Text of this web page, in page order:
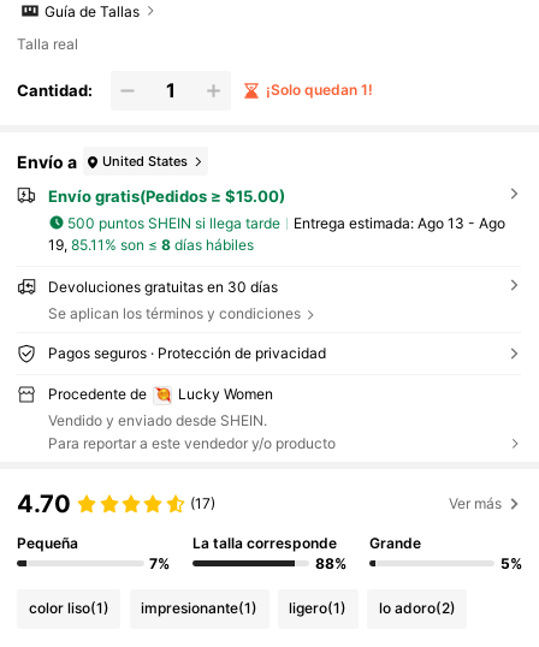
Guía de Tallas
Talla real
Cantidad: ¡Solo quedan 1!
Envío a United States
Envío gratis(Pedidos ≥ $15.00)
500 puntos SHEIN si llega tarde Entrega estimada: Ago 13 - Ago
19, 85.11% son ≤ 8días hábiles
Devoluciones gratuitas en 30 días
Se aplican los términos y condiciones
Pagos seguros · Protección de privacidad
Procedente de
Lucky Women
Vendido y enviado desde SHEIN.
Para reportar a este vendedor y/o producto
4.70 (17) Ver más
Pequeña
7%
La talla corresponde
88%
Grande
5%
color liso(1) impresionante(1) ligero(1) lo adoro(2)